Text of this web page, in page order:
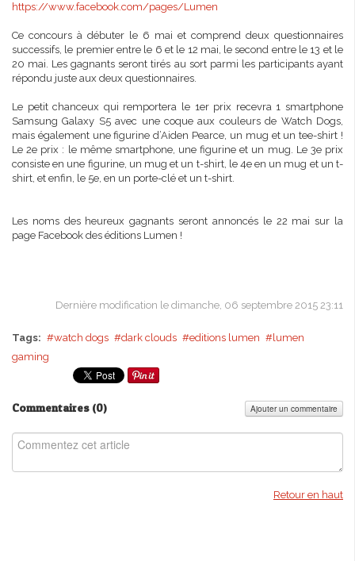
https://www.facebook.com/pages/Lumen
Ce concours à débuter le 6 mai et comprend deux questionnaires
successifs, le premier entre le 6 et le 12 mai, le second entre le 13 et le
20 mai. Les gagnants seront tirés au sort parmi les participants ayant
répondu juste aux deux questionnaires.
Le petit chanceux qui remportera le 1er prix recevra 1 smartphone
Samsung Galaxy S5 avec une coque aux couleurs de Watch Dogs,
mais également une figurine d’Aiden Pearce, un mug et un tee-shirt !
Le 2e prix : le même smartphone, une figurine et un mug. Le 3e prix
consiste en une figurine, un mug et un t-shirt, le 4e en un mug et un t-
shirt, et enfin, le 5e, en un porte-clé et un t-shirt.
Les noms des heureux gagnants seront annoncés le 22 mai sur la
page Facebook des éditions Lumen !
Dernière modification le dimanche, 06 septembre 2015 23:11
Tags: watch dogs dark clouds editions lumen
lumen
gaming
Commentaires (0) Ajouter un commentaire
Retour en haut